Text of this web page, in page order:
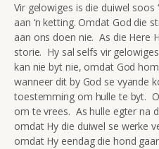
Vir gelowiges is die duiwel soos
aan ‘n ketting. Omdat God die
aan ons doen nie. As die Here
storie. Hy sal selfs vir
kan nie byt nie, omdat God
wanneer dit by God se vyande
toestemming om hulle te byt.
om te vrees. As hulle egter na
omdat Hy die duiwel se werke
omdat Hy eendag die hond